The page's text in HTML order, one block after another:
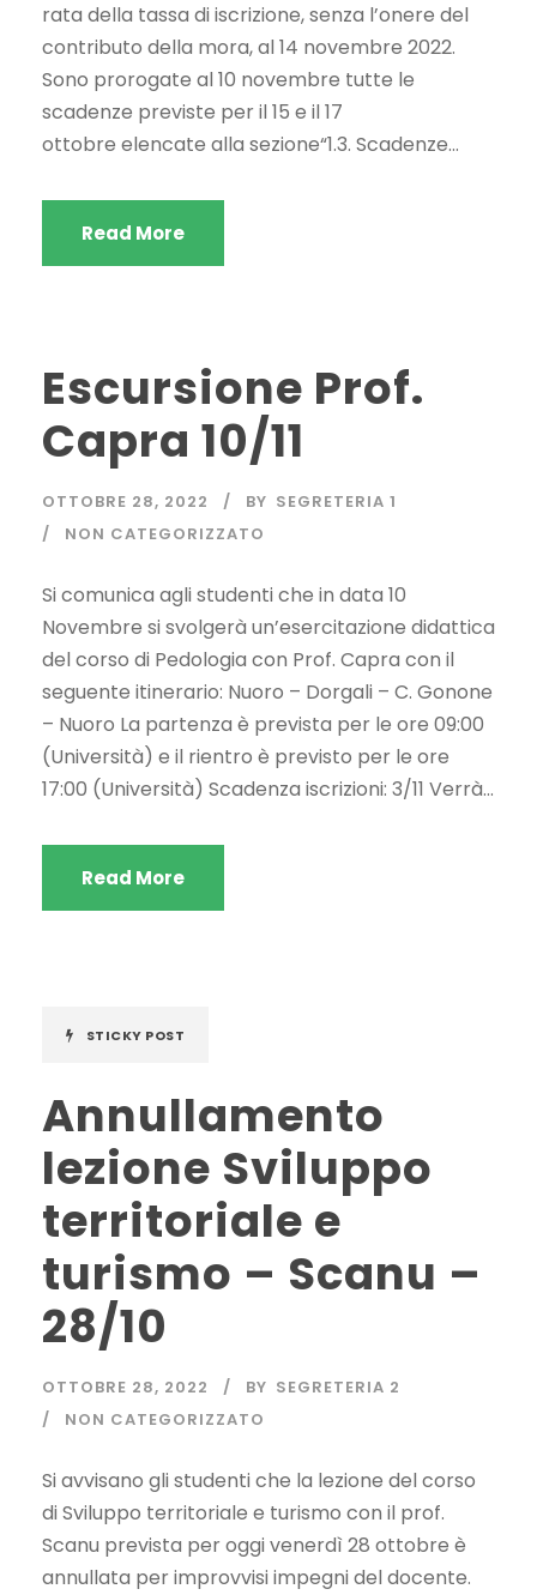
rata della tassa di iscrizione, senza l’onere del
contributo della mora, al 14 novembre 2022.
Sono prorogate al 10 novembre tutte le
scadenze previste per il 15 e il 17
ottobre elencate alla sezione“1.3. Scadenze...
Read More
Escursione Prof.
Capra 10/11
OTTOBRE 28, 2022 BY SEGRETERIA 1
NON CATEGORIZZATO
Si comunica agli studenti che in data 10
Novembre si svolgerà un’esercitazione didattica
del corso di Pedologia con Prof. Capra con il
seguente itinerario: Nuoro – Dorgali – C. Gonone
– Nuoro La partenza è prevista per le ore 09:00
(Università) e il rientro è previsto per le ore
17:00 (Università) Scadenza iscrizioni: 3/11 Verrà...
Read More
STICKY POST
Annullamento
lezione Sviluppo
territoriale e
turismo – Scanu –
28/10
OTTOBRE 28, 2022 BY SEGRETERIA 2
NON CATEGORIZZATO
Si avvisano gli studenti che la lezione del corso
di Sviluppo territoriale e turismo con il prof.
Scanu prevista per oggi venerdì 28 ottobre è
annullata per improvvisi impegni del docente.